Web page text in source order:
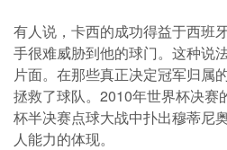
有人说，卡西的成功得益于西班
手很难威胁到他的球门。这种说
片面。在那些真正决定冠军归属
拯救了球队。2010年世界杯决赛
杯半决赛点球大战中扑出穆蒂尼
人能力的体现。